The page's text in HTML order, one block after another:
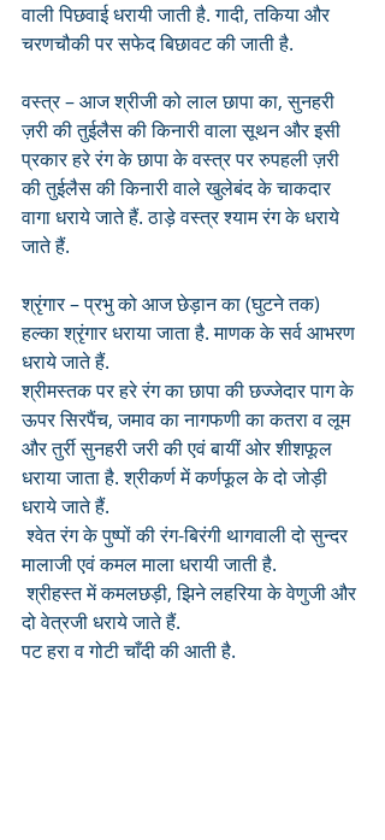
वाली पिछवाई धरायी जाती है. गादी, तकिया और
चरणचौकी पर सफेद बिछावट की जाती है.
वस्त्र – आज श्रीजी को लाल छापा का, सुनहरी
ज़री की तुईलैस की किनारी वाला सूथन और इसी
प्रकार हरे रंग के छापा के वस्त्र पर रुपहली ज़री
की तुईलैस की किनारी वाले खुलेबंद के चाकदार
वागा धराये जाते हैं. ठाड़े वस्त्र श्याम रंग के धराये
जाते हैं.
श्रृंगार – प्रभु को आज छेड़ान का (घुटने तक)
हल्का श्रृंगार धराया जाता है. माणक के सर्व आभरण
धराये जाते हैं.
श्रीमस्तक पर हरे रंग का छापा की छज्जेदार पाग के
ऊपर सिरपैंच, जमाव का नागफणी का कतरा व लूम
और तुर्री सुनहरी जरी की एवं बायीं ओर शीशफूल
धराया जाता है. श्रीकर्ण में कर्णफूल के दो जोड़ी
धराये जाते हैं.
श्वेत रंग के पुष्पों की रंग-बिरंगी थागवाली दो सुन्दर
मालाजी एवं कमल माला धरायी जाती है.
श्रीहस्त में कमलछड़ी, झिने लहरिया के वेणुजी और
दो वेत्रजी धराये जाते हैं.
पट हरा व गोटी चाँदी की आती है.